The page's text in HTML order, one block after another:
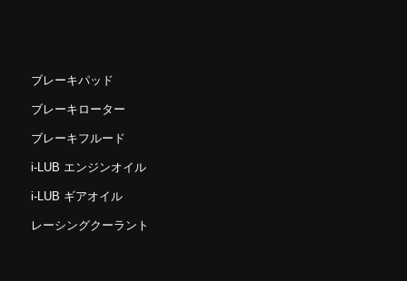
ブレーキパッド
ブレーキローター
ブレーキフルード
i-LUB エンジンオイル
i-LUB ギアオイル
レーシングクーラント